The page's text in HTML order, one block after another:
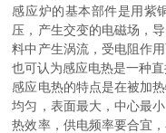
感应炉的基本部件是用紫
压，产生交变的电磁场，
料中产生涡流，受电阻作
也可认为感应电热是一种直
感应电热的特点是在被加
均匀，表面最大，中心最
热效率，供电频率要合宜